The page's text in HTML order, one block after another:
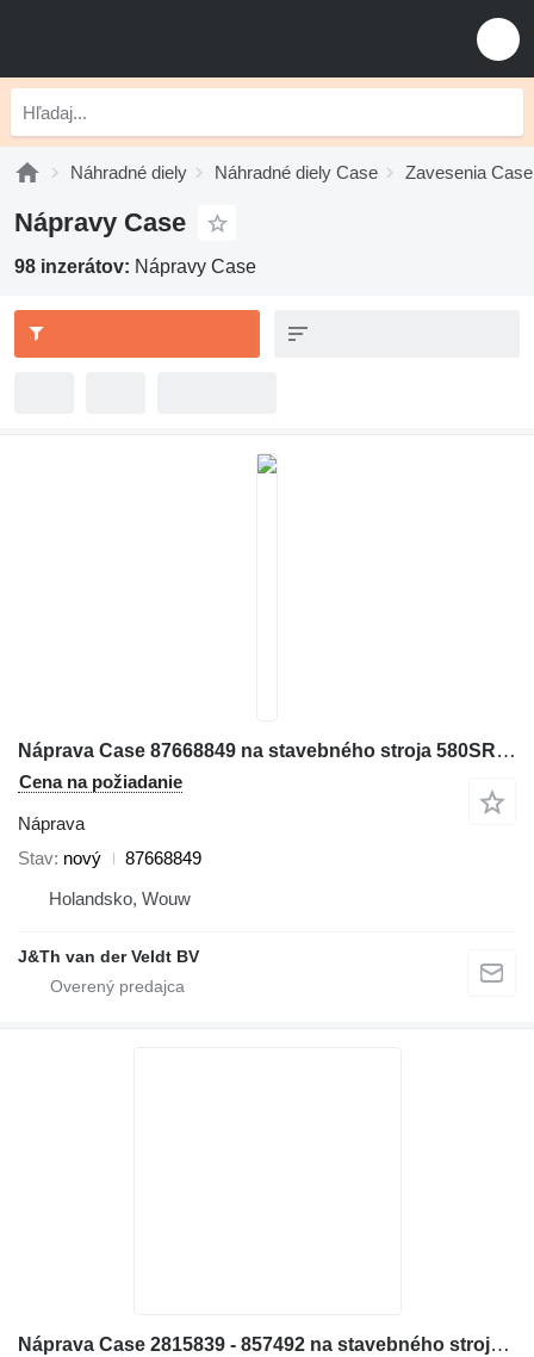
Náhradné diely Náhradné diely Case Zavesenia Case
Nápravy Case
98 inzerátov: Nápravy Case
Náprava Case 87668849 na stavebného stroja 580SR 590SR
Cena na požiadanie
Náprava
Stav nový
87668849
Holandsko, Wouw
J&Th van der Veldt BV
Náprava Case 2815839 - 857492 na stavebného stroja Case